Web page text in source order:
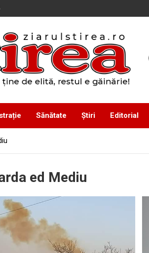
Sănătate Știri Editorial
ed Mediu